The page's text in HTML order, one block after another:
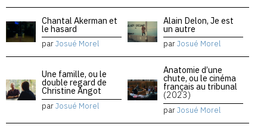
Chantal Akerman et
le hasard
parJosué Morel
Alain Delon, Je est
un autre
parJosué Morel
Une famille, ou le
double regard de
Christine Angot
parJosué Morel
Anatomie d’une
chute, ou le cinéma
français au tribunal
(2023)
parJosué Morel